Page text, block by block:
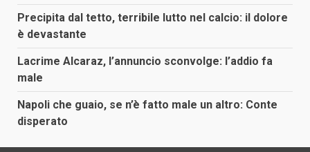
Precipita dal tetto, terribile lutto nel calcio: il dolore
è devastante
Lacrime Alcaraz, l’annuncio sconvolge: l’addio fa
male
Napoli che guaio, se n’è fatto male un altro: Conte
disperato